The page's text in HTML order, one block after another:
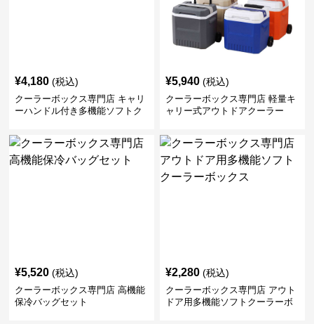
¥4,180 (税込)
クーラーボックス専門店 キャリ
ーハンドル付き多機能ソフトク
¥5,940 (税込)
クーラーボックス専門店 軽量キ
ャリー式アウトドアクーラー
¥5,520 (税込)
クーラーボックス専門店 高機能
保冷バッグセット
¥2,280 (税込)
クーラーボックス専門店 アウト
ドア用多機能ソフトクーラーボ